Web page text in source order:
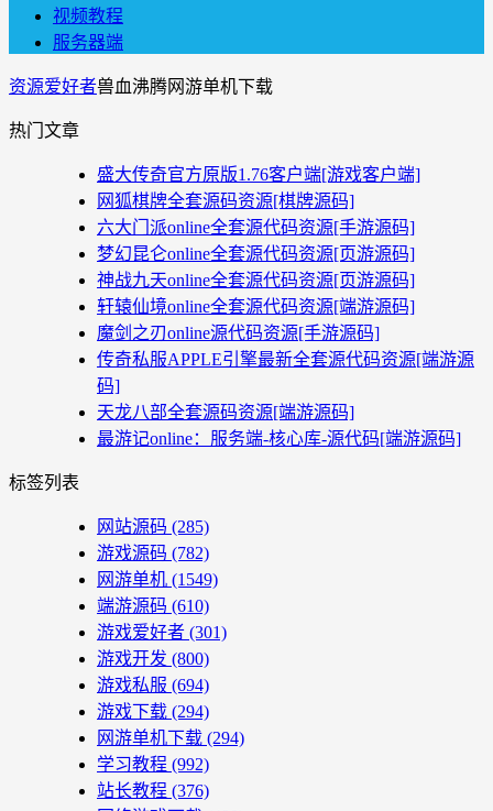
视频教程
服务器端
资源爱好者兽血沸腾网游单机下载
热门文章
盛大传奇官方原版1.76客户端[游戏客户端]
网狐棋牌全套源码资源[棋牌源码]
六大门派online全套源代码资源[手游源码]
梦幻昆仑online全套源代码资源[页游源码]
神战九天online全套源代码资源[页游源码]
轩辕仙境online全套源代码资源[端游源码]
魔剑之刃online源代码资源[手游源码]
传奇私服APPLE引擎最新全套源代码资源[端游源
码]
天龙八部全套源码资源[端游源码]
最游记online：服务端-核心库-源代码[端游源码]
标签列表
网站源码 (285)
游戏源码 (782)
网游单机 (1549)
端游源码 (610)
游戏爱好者 (301)
游戏开发 (800)
游戏私服 (694)
游戏下载 (294)
网游单机下载 (294)
学习教程 (992)
站长教程 (376)